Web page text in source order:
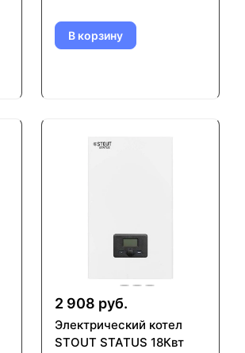
В корзину
2 908 руб.
Электрический котел
STOUT STATUS 18Квт